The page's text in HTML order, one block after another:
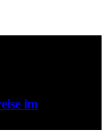
im